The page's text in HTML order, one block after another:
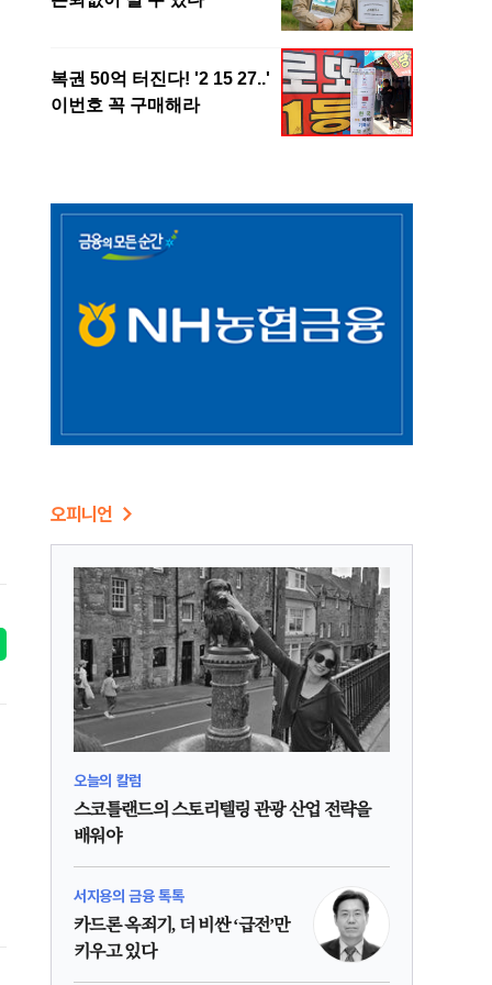
오피니언
오늘의 칼럼
스코틀랜드의 스토리텔링 관광 산업 전략을
배워야
서지용의 금융 톡톡
카드론 옥죄기, 더 비싼 ‘급전’만
키우고 있다